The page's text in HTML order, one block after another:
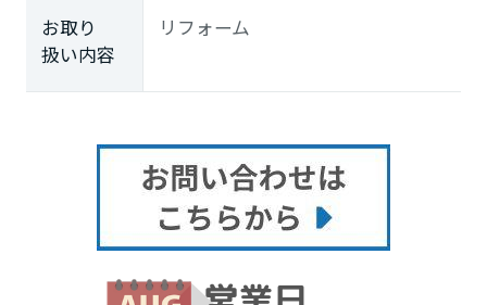
お取り
扱い内容
リフォーム